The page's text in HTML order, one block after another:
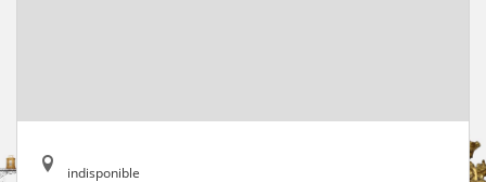
indisponible